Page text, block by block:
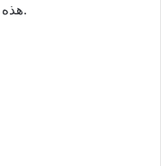
هذه التطبيقات غير مجانية في المتاجر الأخرى.